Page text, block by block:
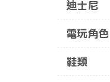
迪士尼
電玩角色
鞋類